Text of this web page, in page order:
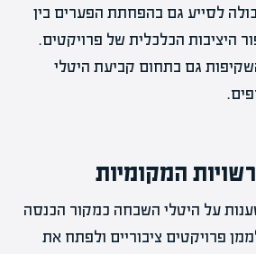
לסייע גם בהפחתת הפערים בין
היציבות הכלכלית של פרויקטים.
גם בתחום קביעת היטלי
המקומיות
על היטלי השבחה כמקור הכנסה
פרויקטים ציבוריים ולפתח את